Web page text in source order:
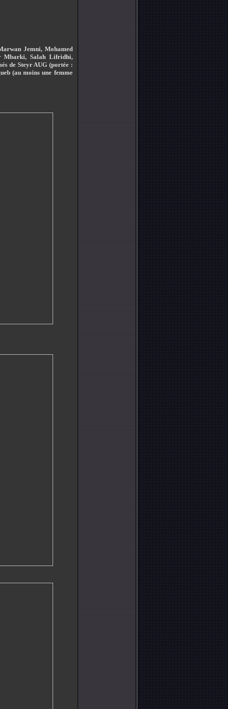
Jemni, Mohamed
Mbarki, Salah Lifridhi,
de Steyr AUG (portée :
(au moins une femme